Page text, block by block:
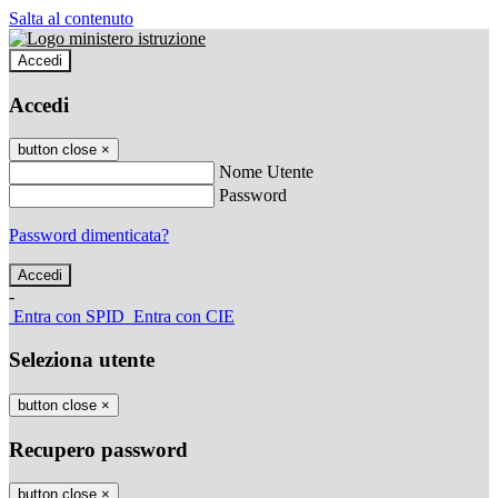
Salta al contenuto
Accedi
Accedi
button close ×
Nome Utente
Password
Password dimenticata?
-
Entra con SPID Entra con CIE
Seleziona utente
button close ×
Recupero password
button close ×